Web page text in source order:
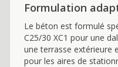
Formulation
Le béton est formulé
C25/30 XC1 pour une
une terrasse extérieure
pour les aires de